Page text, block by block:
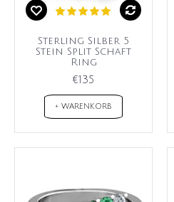
Sterling Silber 5
Stein Split Schaft
Ring
€135
+ WARENKORB